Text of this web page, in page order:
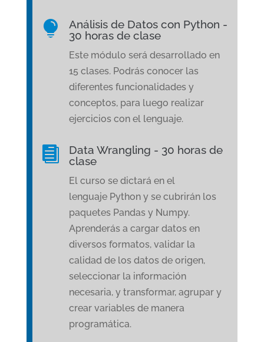

Análisis de Datos con Python -
30 horas de clase
Este módulo será desarrollado en
15 clases. Podrás conocer las
diferentes funcionalidades y
conceptos, para luego realizar
ejercicios con el lenguaje.

Data Wrangling - 30 horas de
clase
El curso se dictará en el
lenguaje Python y se cubrirán los
paquetes Pandas y Numpy.
Aprenderás a cargar datos en
diversos formatos, validar la
calidad de los datos de origen,
seleccionar la información
necesaria, y transformar, agrupar y
crear variables de manera
programática.